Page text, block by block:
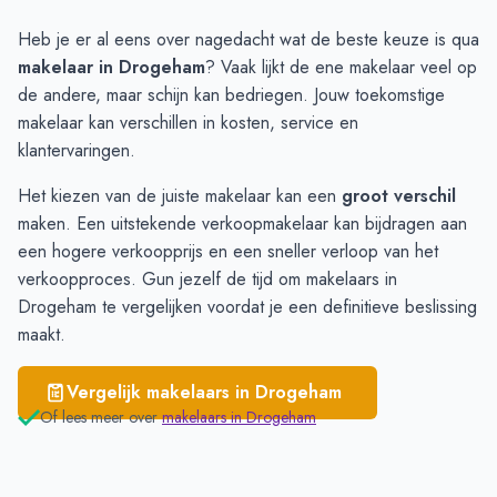
Buitenpost
€ 3.967
Augustinusga
€ 3.522
Drogeham
€ 3.099
Kootstertille
€ 2.882
Twijzel
Heb je er al eens over nagedacht wat de beste keuze is qua
makelaar in Drogeham? Vaak lijkt de ene makelaar veel op
de andere, maar schijn kan bedriegen. Jouw toekomstige
makelaar kan verschillen in kosten, service en
klantervaringen.
Het kiezen van de juiste makelaar kan een groot verschil
maken. Een uitstekende verkoopmakelaar kan bijdragen aan
een hogere verkoopprijs en een sneller verloop van het
verkoopproces. Gun jezelf de tijd om makelaars in
Drogeham te vergelijken voordat je een definitieve beslissing
maakt.
Vergelijk makelaars in Drogeham
Of lees meer over makelaars inDrogeham